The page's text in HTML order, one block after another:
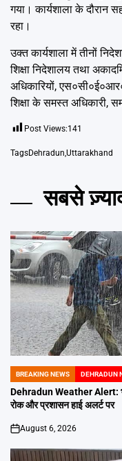
गया। कार्यशाला के दौरान
रहा।
उक्त कार्यशाला में तीनों
शिक्षा निदेशालय तथा
अधिकारियों,
शिक्षा के समस्त अधिकारी,
Post Views:141
TagsDehradun Uttarakhand
सबसे
POSTED
IN
BREAKING NEWS DEHRADUN
Dehradun Weather Alert:
रोक और प्रशासन हाई अलर्ट पर
on
August 6, 2026